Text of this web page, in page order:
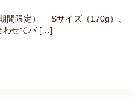
限定） Sサイズ（170g）、
わせてバ […]